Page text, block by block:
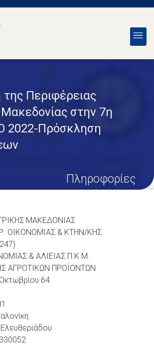
Περιφέρειας
στην 7η
2022-Πρόσκληση
Πληροφορίες
ΜΑΚΕΔΟΝΙΑΣ
ΟΙΚΟΝΟΜΙΑΣ & ΚΤΗΝ/ΚΗΣ
& ΑΛΙΕΙΑΣ Π.Κ.Μ.
ΑΓΡΟΤΙΚΩΝ ΠΡΟΪΟΝΤΩΝ
64